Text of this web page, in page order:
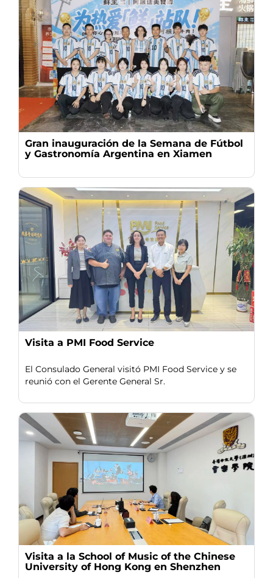
Gran inauguración de la Semana de Fútbol
y Gastronomía Argentina en Xiamen
Visita a PMI Food Service
El Consulado General visitó PMI Food Service y se
reunió con el Gerente General Sr.
Visita a la School of Music of the Chinese
University of Hong Kong en Shenzhen